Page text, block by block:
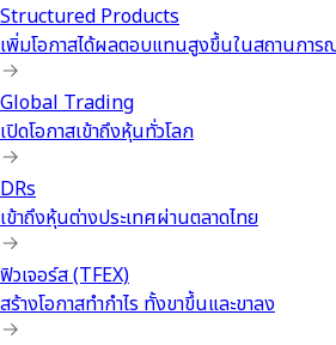
Structured Products
เพิ่มโอกาสได้ผลตอบแทนสูงขึ้นในสถานการ
Global Trading
เปิดโอกาสเข้าถึงหุ้นทั่วโลก
DRs
เข้าถึงหุ้นต่างประเทศผ่านตลาดไทย
ฟิวเจอร์ส (TFEX)
สร้างโอกาสทำกำไร ทั้งขาขึ้นและขาลง